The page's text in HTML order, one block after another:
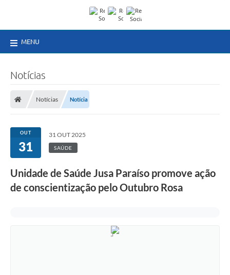
MENU
Notícias
Notícias Notícia
OUT
31
31 OUT 2025
SAÚDE
Unidade de Saúde Jusa Paraíso promove ação
de conscientização pelo Outubro Rosa